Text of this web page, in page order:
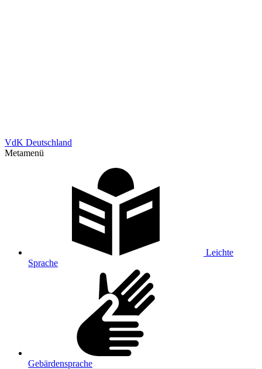
VdK Deutschland
Metamenü
Leichte
Sprache
Gebärdensprache